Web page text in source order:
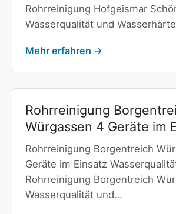
Rohrreinigung Hofgeismar
Wasserqualität und
Mehr erfahren →
Rohrreinigung
Würgassen 4 Geräte im
Rohrreinigung Borgentreich
Geräte im Einsatz
Rohrreinigung Borgentreich
Wasserqualität und…